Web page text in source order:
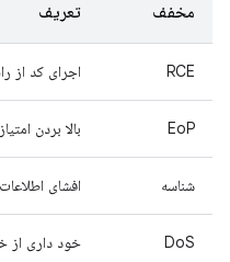
مخفف تعریف
RCE اجرای کد از
EoP بالا بردن امتیاز
شناسه افشای اطلاعات
DoS خود داری از